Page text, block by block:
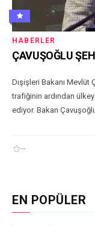
HABERLER
ÇAVUŞOĞLU
Dışişleri Bakanı Mevlüt
trafiğinin ardından
ediyor. Bakan
--
EN POPÜLER